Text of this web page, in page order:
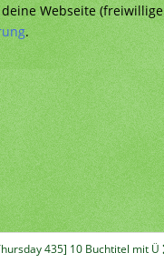
Webseite (freiwillige
.
435] 10 Buchtitel mit Ü